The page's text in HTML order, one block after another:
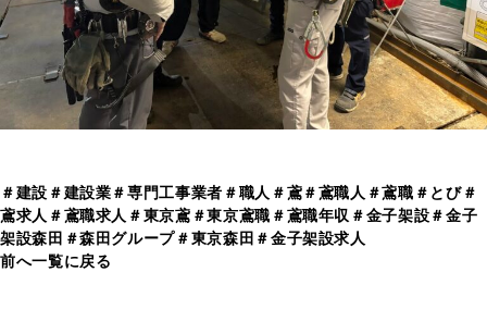
＃建設＃建設業＃専門工事業者＃職人＃鳶＃鳶職人＃鳶職＃とび＃
鳶求人＃鳶職求人＃東京鳶＃東京鳶職＃鳶職年収＃金子架設＃金子
架設森田＃森田グループ＃東京森田＃金子架設求人
前へ一覧に戻る